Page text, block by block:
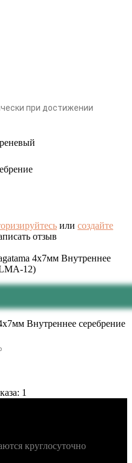
при достижении
или создайте
отзыв
4x7мм Внутреннее
12)
1
круглосуточно